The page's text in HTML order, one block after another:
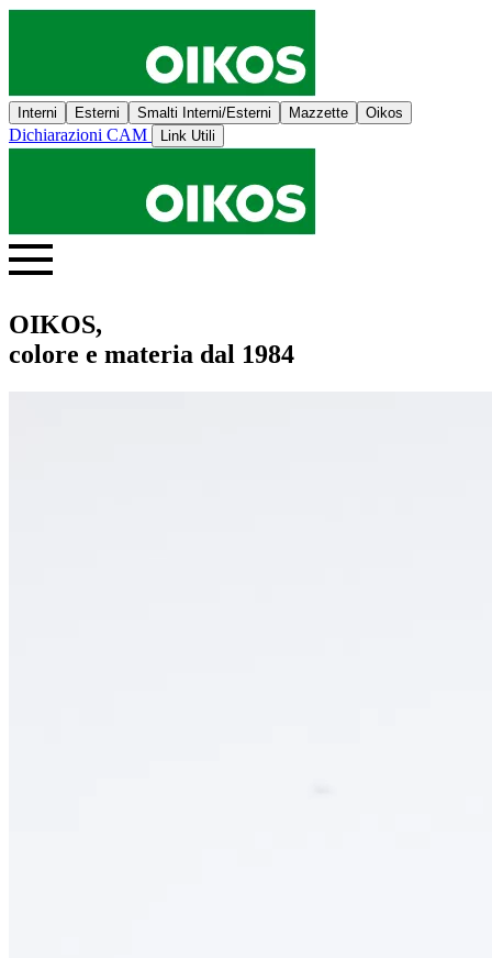
Interni Esterni Smalti Interni/Esterni Mazzette Oikos
Dichiarazioni CAM Link Utili
OIKOS,
colore e materia dal 1984